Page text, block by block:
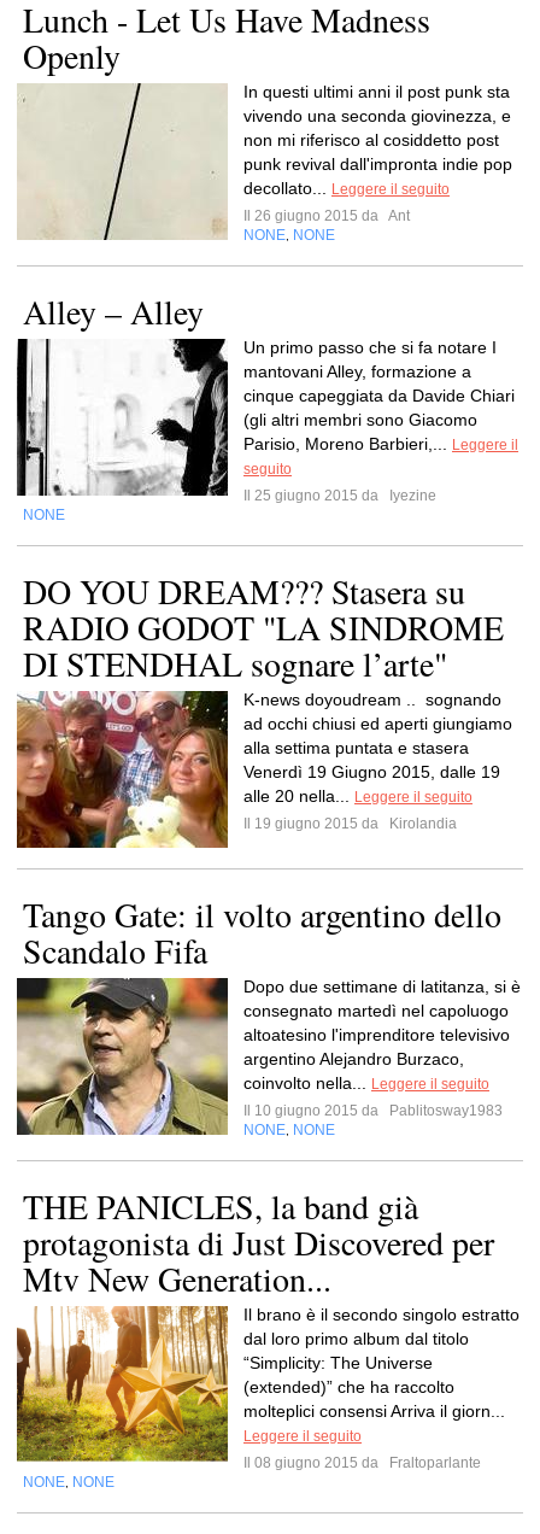
Lunch - Let Us Have Madness
Openly
In questi ultimi anni il post punk sta
vivendo una seconda giovinezza, e
non mi riferisco al cosiddetto post
punk revival dall'impronta indie pop
decollato...
Leggere il seguito
Il 26 giugno 2015 da Ant
NONE NONE
Alley – Alley
Un primo passo che si fa notare I
mantovani Alley, formazione a
cinque capeggiata da Davide Chiari
(gli altri membri sono Giacomo
Parisio, Moreno Barbieri,...
Leggere il
seguito
Il 25 giugno 2015 da
Iyezine
NONE
DO YOU DREAM??? Stasera su
RADIO GODOT "LA SINDROME
DI STENDHAL sognare l’arte"
K-news doyoudream .. sognando
ad occhi chiusi ed aperti giungiamo
alla settima puntata e stasera
Venerdì 19 Giugno 2015, dalle 19
alle 20 nella...
Leggere il seguito
Il 19 giugno 2015 da
Kirolandia
Tango Gate: il volto argentino dello
Scandalo Fifa
Dopo due settimane di latitanza, si è
consegnato martedì nel capoluogo
altoatesino l'imprenditore televisivo
argentino Alejandro Burzaco,
coinvolto nella...
Leggere il seguito
Il 10 giugno 2015 da
Pablitosway1983
NONE NONE
THE PANICLES, la band già
protagonista di Just Discovered per
Mtv New Generation...
Il brano è il secondo singolo estratto
dal loro primo album dal titolo
“Simplicity: The Universe
(extended)” che ha raccolto
molteplici consensi Arriva il giorn...
Leggere il seguito
Il 08 giugno 2015 da
Fraltoparlante
NONE NONE